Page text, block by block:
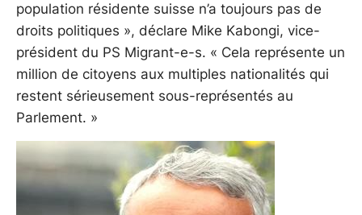
population résidente suisse n’a toujours pas de
droits politiques », déclare Mike Kabongi, vice-
président du PS Migrant-e-s. « Cela représente un
million de citoyens aux multiples nationalités qui
restent sérieusement sous-représentés au
Parlement. »